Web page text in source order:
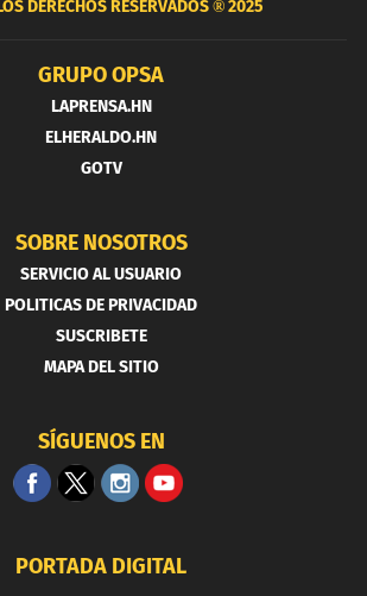
DERECHOS RESERVADOS ®2025
GRUPO OPSA
LAPRENSA.HN
ELHERALDO.HN
GOTV
SOBRE NOSOTROS
SERVICIO AL USUARIO
POLITICAS DE PRIVACIDAD
SUSCRIBETE
MAPA DEL SITIO
SÍGUENOS EN
PORTADA DIGITAL